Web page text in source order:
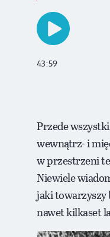
43:59
Przede
wewnątrz- i
w przestrzeni
Niewiele
jaki towarzyszy
nawet kilkaset